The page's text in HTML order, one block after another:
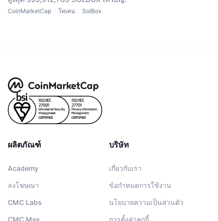
CoinMarketCap โทเคน SolBox
ผลิตภัณฑ์
Academy
ลงโฆษณา
CMC Labs
CMC Max
บริษัท
เกี่ยวกับเรา
ข้อกำหนดการใช้งาน
นโยบายความเป็นส่วนตัว
การตั้งค่าคุกกี้